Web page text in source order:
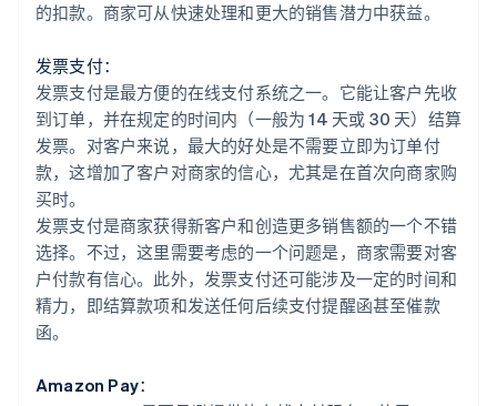
的扣款。商家可从快速处理和更大的销售潜力中获益。
发票支付：
发票支付是最方便的在线支付系统之一。它能让客户先收
到订单，并在规定的时间内（一般为 14 天或 30 天）结算
发票。对客户来说，最大的好处是不需要立即为订单付
款，这增加了客户对商家的信心，尤其是在首次向商家购
买时。
发票支付是商家获得新客户和创造更多销售额的一个不错
选择。不过，这里需要考虑的一个问题是，商家需要对客
户付款有信心。此外，发票支付还可能涉及一定的时间和
精力，即结算款项和发送任何后续支付提醒函甚至催款
函。
Amazon Pay：